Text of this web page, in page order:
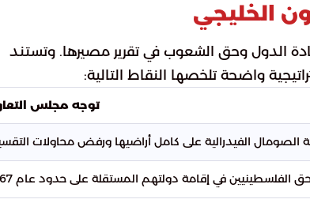
الخليجي
الدول وحق الشعوب في تقرير مصيرها. وتستند
واضحة تلخصها النقاط التالية:
توجه مجلس
الصومال الفيدرالية على كامل أراضيها ورفض محاولات
الفلسطينيين في إقامة دولتهم المستقلة على حدود عام 1967.